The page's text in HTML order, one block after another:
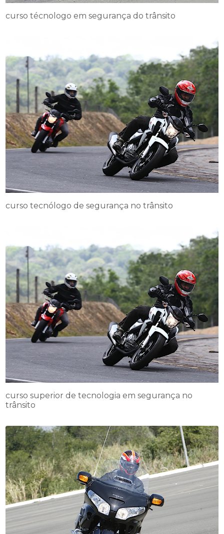
curso técnologo em segurança do trânsito
curso tecnólogo de segurança no trânsito
curso superior de tecnologia em segurança no
trânsito